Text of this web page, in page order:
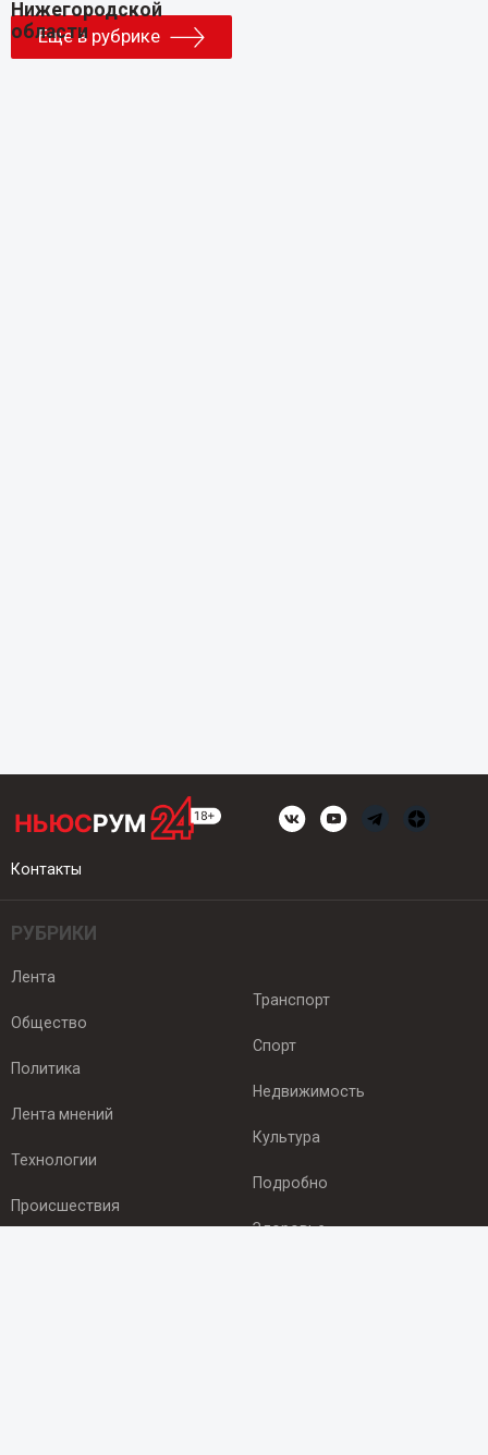
Еще в рубрике
Контакты
РУБРИКИ
Лента
Общество
Политика
Лента мнений
Технологии
Происшествия
Транспорт
Спорт
Недвижимость
Культура
Подробно
Здоровье